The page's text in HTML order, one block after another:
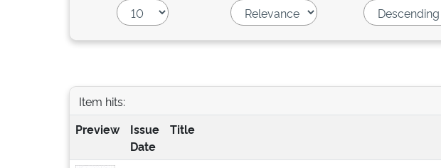
Item hits:
Preview
Issue
Date
Title